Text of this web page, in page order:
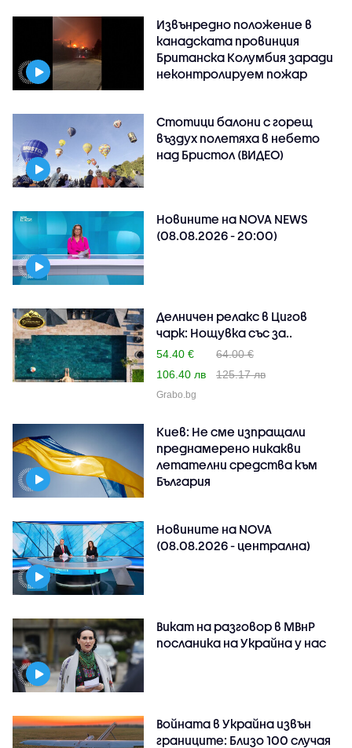
Извънредно положение в
канадската провинция
Британска Колумбия заради
неконтролируем пожар
Стотици балони с горещ
въздух полетяха в небето
над Бристол (ВИДЕО)
Новините на NOVA NEWS
(08.08.2026 - 20:00)
Делничен релакс в Цигов
чарк: Нощувка със за..
54.40 €
64.00 €
106.40 лв
125.17 лв
Grabo.bg
Киев: Не сме изпращали
преднамерено никакви
летателни средства към
България
Новините на NOVA
(08.08.2026 - централна)
Викат на разговор в МВнР
посланика на Украйна у нас
Войната в Украйна извън
границите: Близо 100 случая